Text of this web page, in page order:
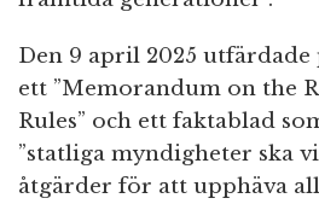
Den 9 april 2025
ett ”Memorandum on the
Rules” och ett faktablad
”statliga myndigheter ska
åtgärder för att upphäva